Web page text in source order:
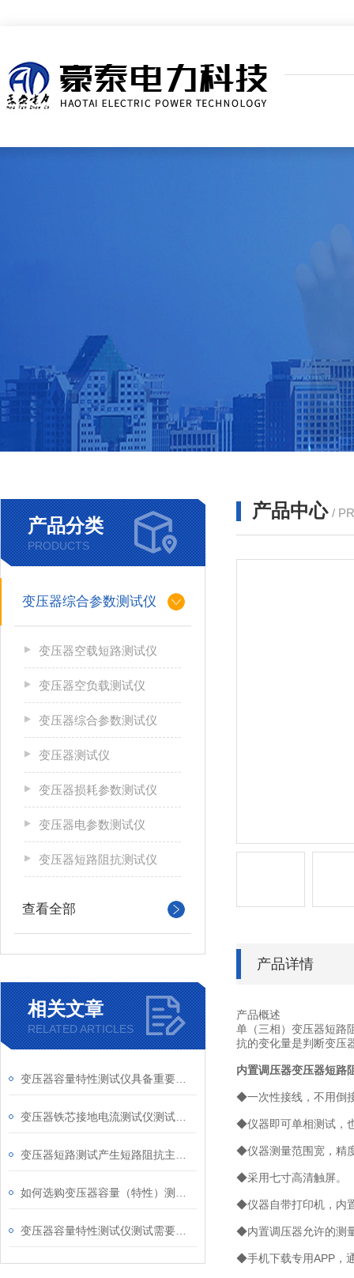
产品分类
PRODUCTS
变压器综合参数测试仪
变压器空载短路测试仪
变压器空负载测试仪
变压器综合参数测试仪
变压器测试仪
变压器损耗参数测试仪
变压器电参数测试仪
变压器短路阻抗测试仪
查看全部
相关文章
RELATED ARTICLES
产品中心 /
产品详情
产品概述
单（三相）变压器短路
抗的变化量是判断变压
内置调压器变压器短路
◆一次性接线，不用倒
◆仪器即可单相测试，
◆仪器测量范围宽，精
◆采用七寸高清触屏。
◆仪器自带打印机，内
◆内置调压器允许的测
◆手机下载专用APP，